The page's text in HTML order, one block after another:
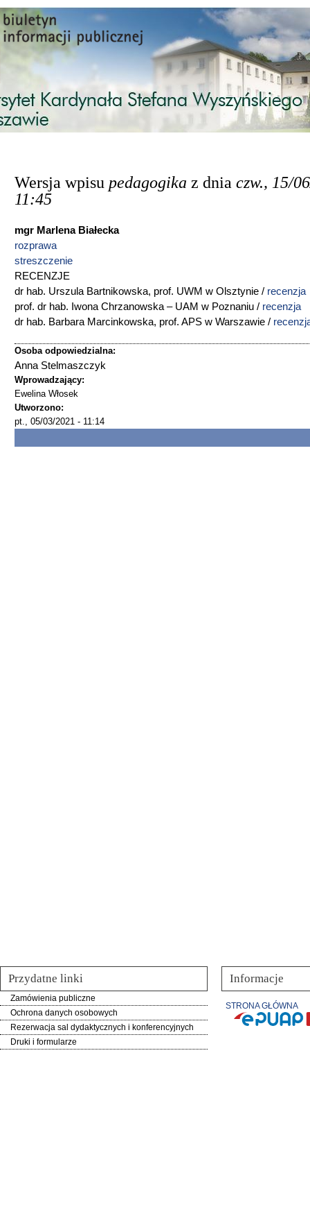
Przejdź do treści
Wersja wpisu pedagogika z dnia czw., 15/
11:45
mgr Marlena Białecka
rozprawa
streszczenie
RECENZJE
dr hab. Urszula Bartnikowska, prof. UWM w Olsztynie / recenzja
prof. dr hab. Iwona Chrzanowska – UAM w Poznaniu / recenzja
dr hab. Barbara Marcinkowska, prof. APS w Warszawie /
Osoba odpowiedzialna:
Anna Stelmaszczyk
Wprowadzający:
Ewelina Włosek
Utworzono:
pt., 05/03/2021 - 11:14
Przydatne linki
Zamówienia publiczne
Ochrona danych osobowych
Rezerwacja sal dydaktycznych i konferencyjnych
Druki i formularze
Informacje
STRONA GŁÓWNA